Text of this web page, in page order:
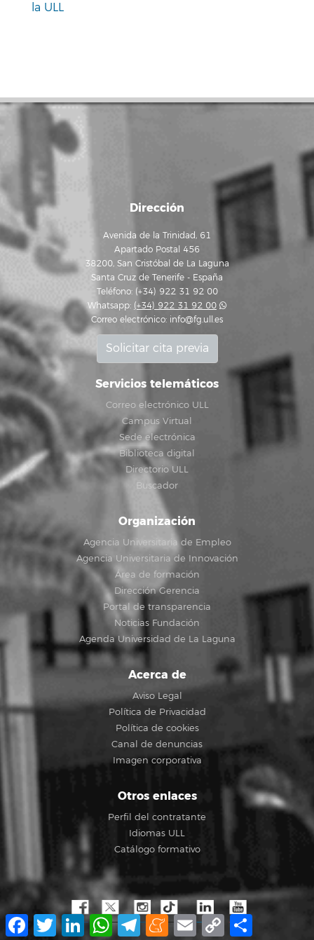
la ULL
Dirección
Avenida de la Trinidad, 61
Apartado Postal 456
38200, San Cristóbal de La Laguna
Santa Cruz de Tenerife - España
Teléfono: (+34) 922 31 92 00
Whatsapp: (+34) 922 31 92 00
Correo electrónico: info@fg.ull.es
Solicitar cita previa
Servicios telemáticos
Correo electrónico ULL
Campus Virtual
Sede electrónica
Biblioteca digital
Directorio ULL
Buscador
Organización
Agencia Universitaria de Empleo
Agencia Universitaria de Innovación
Área de formación
Dirección Gerencia
Portal de transparencia
Noticias Fundación
Agenda Universidad de La Laguna
Acerca de
Aviso Legal
Política de Privacidad
Política de cookies
Canal de denuncias
Imagen corporativa
Otros enlaces
Perfil del contratante
Idiomas ULL
Catálogo formativo
Facebook
TwitterLinkedInWhatsApp
TelegramMeneame
Email Copy
Link